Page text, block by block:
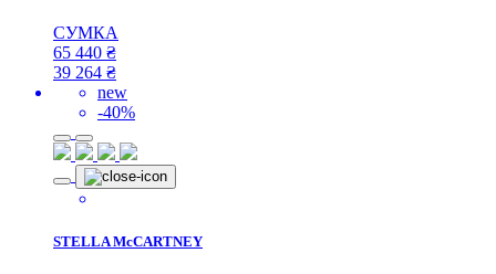
СУМКА
65 440 ₴
39 264 ₴
new
-40%
STELLA McCARTNEY